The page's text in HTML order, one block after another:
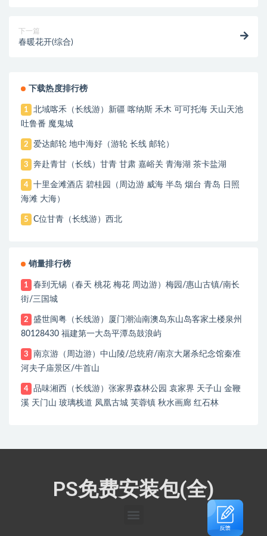
下一篇
春暖花开(综合)
下载热度排行榜
1
北域喀禾（长线游）新疆 喀纳斯 禾木 可可托海 天山天池
吐鲁番 魔鬼城
2 爱达邮轮 地中海好（游轮 长线 邮轮）
3 奔赴青甘（长线）甘青 甘肃 嘉峪关 青海湖 茶卡盐湖
4
十里金滩酒店 碧桂园（周边游 威海 半岛 烟台 青岛 日照
海滩 大海）
5 C位甘青（长线游）西北
销量排行榜
1
春到无锡（春天 桃花 梅花 周边游）梅园/惠山古镇/南长
街/三国城
2
盛世闽粤（长线游）厦门潮汕南澳岛东山岛客家土楼泉州
80128430 福建第一大岛平潭岛鼓浪屿
3
南京游（周边游）中山陵/总统府/南京大屠杀纪念馆秦准
河夫子庙景区/牛首山
4
品味湘西（长线游）张家界森林公园 袁家界 天子山 金鞭
溪 天门山 玻璃栈道 凤凰古城 芙蓉镇 秋水画廊 红石林
PS免费安装包(全)